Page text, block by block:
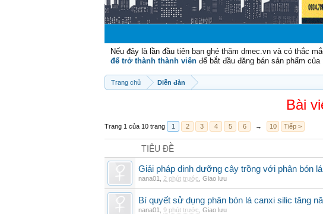
Nếu đây là lần đầu tiên bạn ghé thăm dmec.vn và có thắc
để trở thành thành viên để bắt đầu đăng bán sản phẩm của
Trang chủ Diễn đàn
Bài
Trang 1 của 10 trang 1 2 3 4 5 6 → 10 Tiếp >
TIÊU ĐỀ
Giải pháp dinh dưỡng cây trồng với phân bón
nana01 2 phút trước Giao lưu
Bí quyết sử dụng phân bón lá canxi silic tăng
nana01 9 phút trước Giao lưu